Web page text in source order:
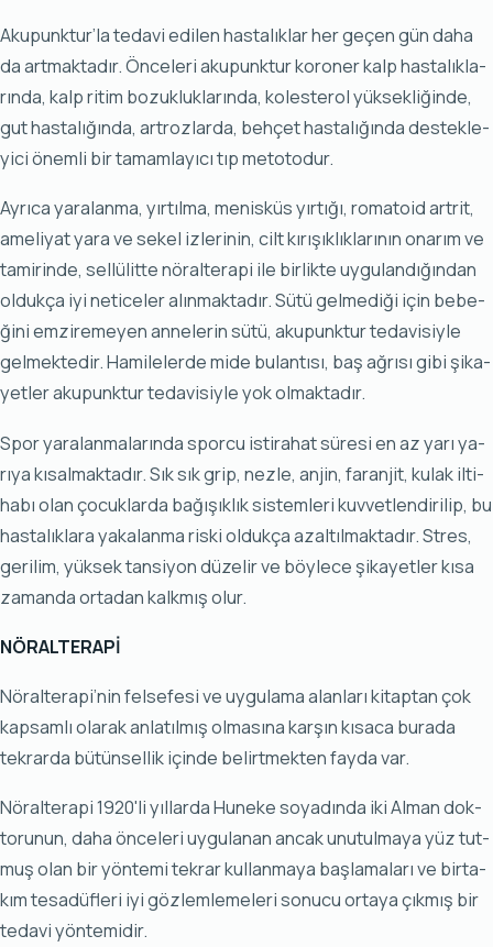
Aku­punk­tur’la te­da­vi edi­len has­ta­lık­lar her ge­çen gün da­ha
da art­mak­ta­dır. Ön­ce­le­ri aku­punk­tur ko­ro­ner kalp has­ta­lık­la­
rın­da, kalp ri­tim bo­zuk­luk­la­rın­da, ko­les­te­rol yük­sek­li­ğin­de,
gut has­ta­lı­ğın­da, ar­troz­lar­da, beh­çet has­ta­lı­ğın­da des­tek­le­
yi­ci önem­li bir ta­mam­la­yı­cı tıp me­to­to­dur.
Ay­rı­ca ya­ra­lan­ma, yır­tıl­ma, me­nis­küs yır­tı­ğı, ro­ma­to­id ar­trit,
ame­li­yat ya­ra ve se­kel iz­le­ri­nin, cilt kı­rı­şık­lık­la­rı­nın ona­rım ve
ta­mi­rin­de, sel­lü­lit­te nö­ral­te­ra­pi ile bir­lik­te uy­gu­lan­dı­ğın­dan
ol­duk­ça iyi ne­ti­ce­ler alın­mak­ta­dır. Sü­tü gel­me­di­ği için be­be­
ği­ni em­zi­re­me­yen an­ne­le­rin sü­tü, aku­punk­tur te­da­vi­siy­le
gel­mek­te­dir. Ha­mi­le­ler­de mi­de bu­lan­tı­sı, baş ağ­rı­sı gi­bi şi­ka­
yet­ler aku­punk­tur te­da­vi­siy­le yok ol­mak­ta­dır.
Spor ya­ra­lan­ma­la­rın­da spor­cu is­ti­ra­hat sü­re­si en az ya­rı ya­
rı­ya kı­sal­mak­ta­dır. Sık sık grip, nez­le, an­jin, fa­ran­jit, ku­lak il­ti­
ha­bı olan ço­cuk­lar­da ba­ğı­şık­lık sis­tem­le­ri kuv­vet­len­di­ri­lip, bu
has­ta­lık­la­ra ya­ka­lan­ma ris­ki ol­duk­ça azal­tıl­mak­ta­dır. Stres,
ge­ri­lim, yük­sek tan­si­yon dü­ze­lir ve böy­le­ce şi­ka­yet­ler kı­sa
za­man­da or­ta­dan kalk­mış olur.
NÖ­RAL­TE­RA­Pİ
Nö­ral­te­ra­pi’nin fel­se­fe­si ve uy­gu­la­ma alan­la­rı kitaptan çok
kapsamlı olarak anlatılmış olmasına karşın kısaca burada
tekrarda bütünsellik içinde belirtmekten fayda var.
Nö­ral­te­ra­pi 1920'li yıl­lar­da Hu­ne­ke so­ya­dın­da iki Al­man dok­
to­ru­nun, da­ha ön­ce­le­ri uy­gu­la­nan an­cak unu­tul­ma­ya yüz tut­
muş olan bir yön­te­mi tek­rar kul­lan­ma­ya baş­la­ma­la­rı ve bir­ta­
kım te­sa­düf­le­ri iyi göz­lem­le­me­le­ri so­nu­cu or­ta­ya çık­mış bir
te­da­vi yön­te­mi­dir.